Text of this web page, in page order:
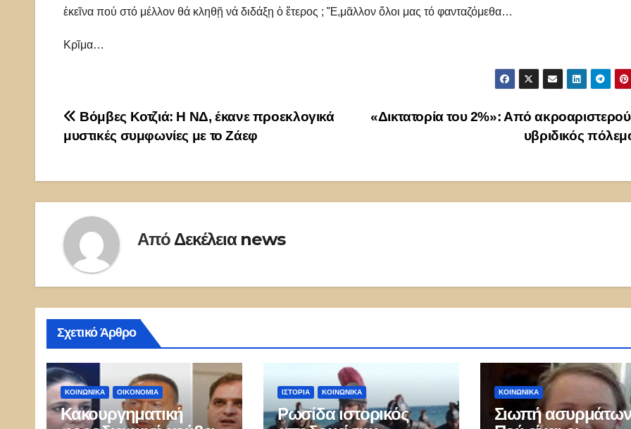
ἐκεῖνα πού στό μέλλον θά κληθῇ νά διδάξῃ ὁ ἕτερος ; Ἔ,μᾶλλον ὅλοι μας τό φανταζόμεθα…
Κρῖμα…
Πλοήγηση
άρθρων
«Δικτατορία του 2%»: Από
υβριδικός
Βόμβες Κοτζιά: Η ΝΔ, έκανε προεκλογικά
μυστικές συμφωνίες με το Ζάεφ
Από Δεκέλεια news
Σχετικό Άρθρο
ΚΟΙΝΩΝΙΚΑ ΟΙΚΟΝΟΜΙΑ
Κακουργηματική
ΙΣΤΟΡΊΑ ΚΟΙΝΩΝΙΚΑ
Ρωσίδα ιστορικός
ΚΟΙΝΩΝΙΚΑ
Σιωπή